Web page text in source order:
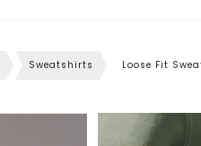
Sweatshirts Loose Fit